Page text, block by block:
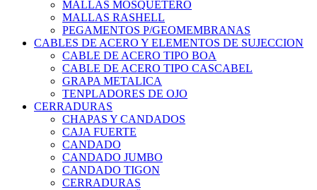
MALLAS MOSQUETERO
MALLAS RASHELL
PEGAMENTOS P/GEOMEMBRANAS
CABLES DE ACERO Y ELEMENTOS DE SUJECCION
CABLE DE ACERO TIPO BOA
CABLE DE ACERO TIPO CASCABEL
GRAPA METALICA
TENPLADORES DE OJO
CERRADURAS
CHAPAS Y CANDADOS
CAJA FUERTE
CANDADO
CANDADO JUMBO
CANDADO TIGON
CERRADURAS